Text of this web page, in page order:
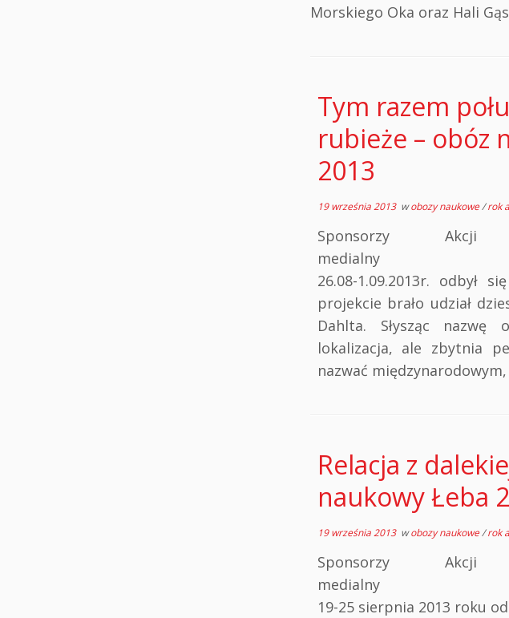
Morskiego Oka oraz Hali
Tym razem
rubieże – obóz
2013
19 września 2013wobozy naukowe/rok
Sponsorzy
medialny
26.08-1.09.2013r. odbył
projekcie brało udział
Dahlta. Słysząc
lokalizacja, ale zbytnia
nazwać
Relacja z
naukowy Łeba
19 września 2013wobozy naukowe/rok
Sponsorzy
medialny
19-25 sierpnia 2013 roku